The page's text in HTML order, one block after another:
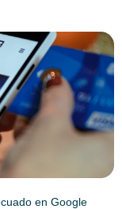
en Google